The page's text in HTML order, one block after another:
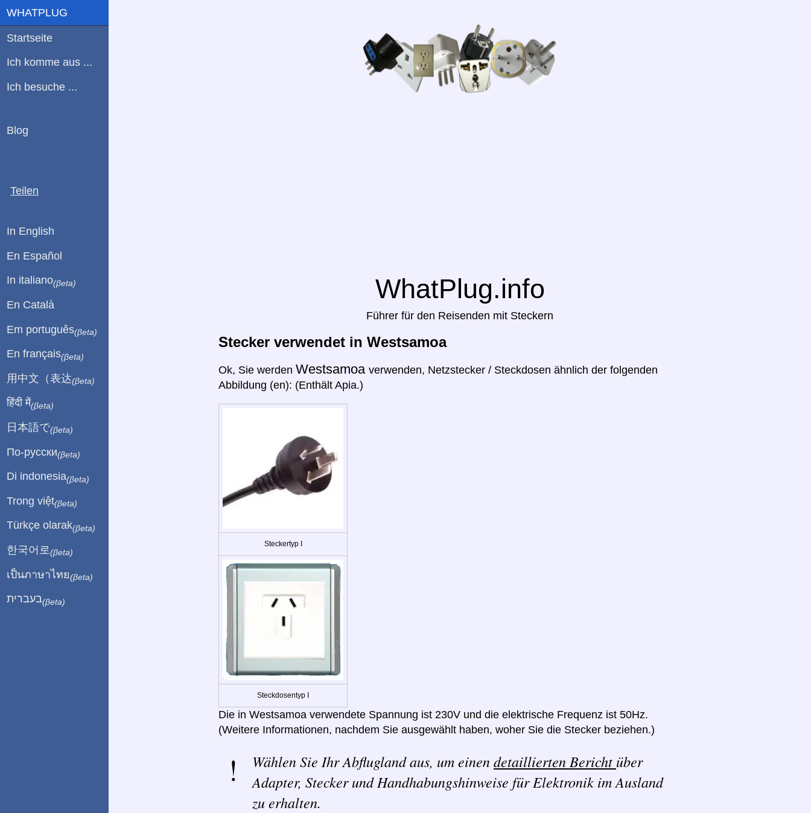
WhatPlug.info
Führer für den Reisenden mit Steckern
Stecker verwendet in Westsamoa
Ok, Sie werden Westsamoa verwenden, Netzstecker / Steckdosen ähnlich der folgenden
Abbildung (en): (Enthält Apia.)
Steckertyp I
Steckdosentyp I
Die in Westsamoa verwendete Spannung ist 230V und die elektrische Frequenz ist 50Hz.
(Weitere Informationen, nachdem Sie ausgewählt haben, woher Sie die Stecker beziehen.)
Wählen Sie Ihr Abflugland aus, um einendetaillierten Bericht über
Adapter, Stecker und Handhabungshinweise für Elektronik im Ausland
zu erhalten.
WHATPLUG
Startseite
Ich komme aus ...
Ich besuche ...
Blog
Teilen
In English
En Español
In italiano(βeta)
En Català
Em português(βeta)
En français(βeta)
用中文（表达(βeta)
हिंदी में(βeta)
日本語で(βeta)
По-русски(βeta)
Di indonesia(βeta)
Trong việt(βeta)
Türkçe olarak(βeta)
한국어로 (βeta)
เป็นภาษาไทย(βeta)
בעברית(βeta)